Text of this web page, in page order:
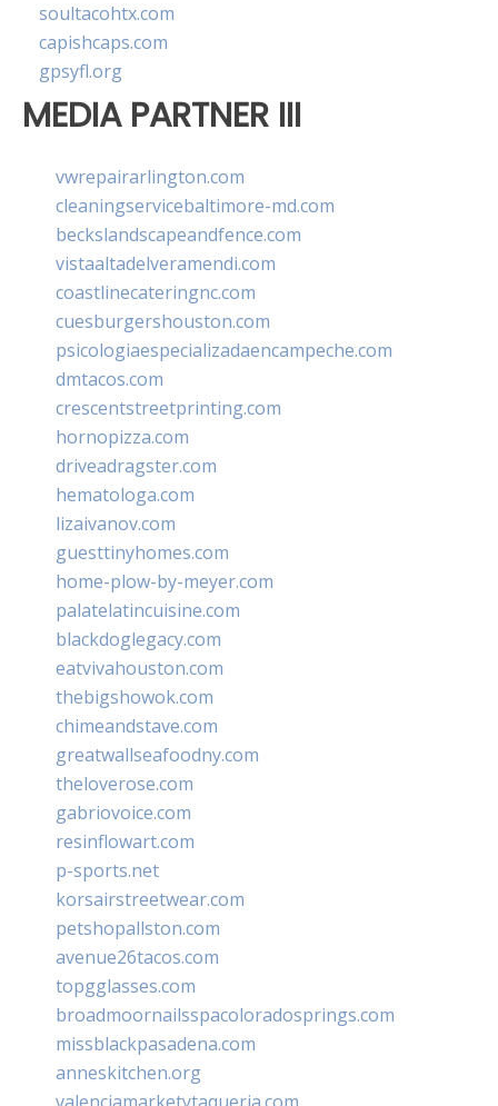
soultacohtx.com
capishcaps.com
gpsyfl.org
MEDIA PARTNER III
vwrepairarlington.com
cleaningservicebaltimore-md.com
beckslandscapeandfence.com
vistaaltadelveramendi.com
coastlinecateringnc.com
cuesburgershouston.com
psicologiaespecializadaencampeche.com
dmtacos.com
crescentstreetprinting.com
hornopizza.com
driveadragster.com
hematologa.com
lizaivanov.com
guesttinyhomes.com
home-plow-by-meyer.com
palatelatincuisine.com
blackdoglegacy.com
eatvivahouston.com
thebigshowok.com
chimeandstave.com
greatwallseafoodny.com
theloverose.com
gabriovoice.com
resinflowart.com
p-sports.net
korsairstreetwear.com
petshopallston.com
avenue26tacos.com
topgglasses.com
broadmoornailsspacoloradosprings.com
missblackpasadena.com
anneskitchen.org